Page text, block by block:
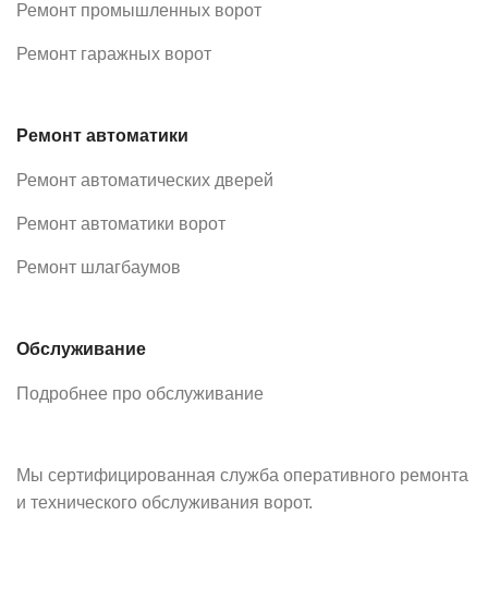
Ремонт промышленных ворот
Ремонт гаражных ворот
Ремонт автоматики
Ремонт автоматических дверей
Ремонт автоматики ворот
Ремонт шлагбаумов
Обслуживание
Подробнее про обслуживание
Мы сертифицированная служба оперативного ремонта
и технического обслуживания ворот.